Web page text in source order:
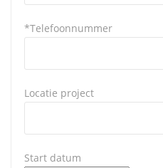
*Telefoonnummer
Locatie project
Start datum